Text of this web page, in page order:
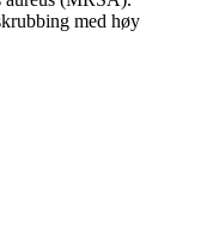
med høy